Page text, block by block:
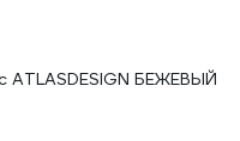
ATLASDESIGN БЕЖЕВЫЙ